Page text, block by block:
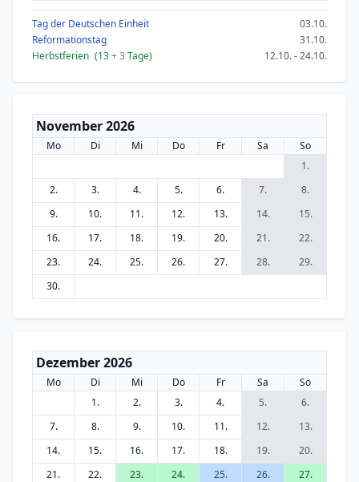
Tag der Deutschen Einheit
03.10.
Reformationstag
31.10.
Herbstferien (13+ 3 Tage) 12.10. - 24.10.
November 2026
Mo Di Mi Do Fr Sa
So
1.
2.
3. 4. 5. 6. 7.
8.
9.
10. 11. 12. 13. 14.
15.
16.
17. 18. 19. 20. 21.
22.
23.
24. 25. 26. 27. 28.
29.
30.
Dezember 2026
Mo Di Mi Do Fr Sa
So
1.
2. 3. 4. 5.
6.
7.
8. 9. 10. 11. 12.
13.
14.
15. 16. 17. 18. 19.
20.
21.
22. 23. 24. 25. 26.
27.